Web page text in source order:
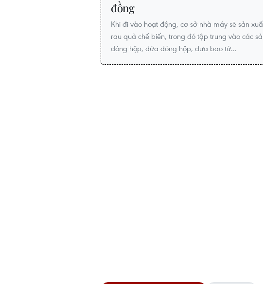
đồng
Khi đi vào hoạt động, cơ sở nhà máy sẽ sản
rau quả chế biến, trong đó tập trung vào các
đóng hộp, dứa đóng hộp, dưa bao tử...